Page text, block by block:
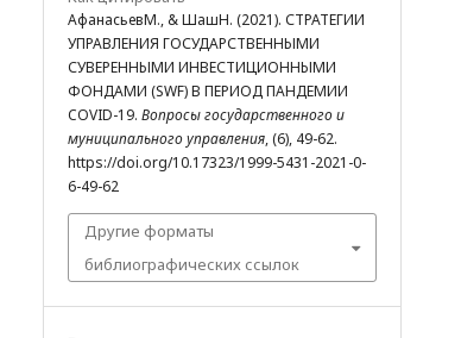
АфанасьевМ., & ШашН. (2021). СТРАТЕГИИ
УПРАВЛЕНИЯ ГОСУДАРСТВЕННЫМИ
СУВЕРЕННЫМИ ИНВЕСТИЦИОННЫМИ
ФОНДАМИ (SWF) В ПЕРИОД ПАНДЕМИИ
COVID-19. Вопросы государственного и
муниципального управления, (6), 49-62.
https://doi.org/10.17323/1999-5431-2021-0-
6-49-62
Другие форматы
библиографических ссылок